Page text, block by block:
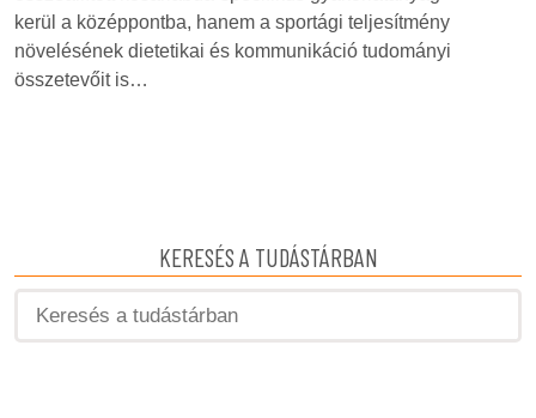
kerül a középpontba, hanem a sportági teljesítmény
növelésének dietetikai és kommunikáció tudományi
összetevőit is…
KERESÉS A TUDÁSTÁRBAN